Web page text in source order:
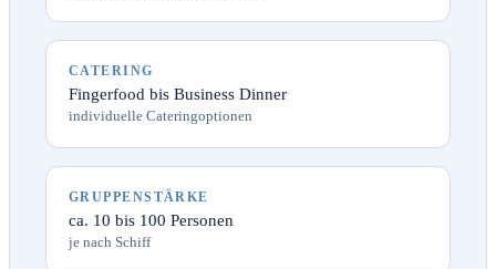
CATERING
Fingerfood bis Business Dinner
individuelle Cateringoptionen
GRUPPENSTÄRKE
ca. 10 bis 100 Personen
je nach Schiff